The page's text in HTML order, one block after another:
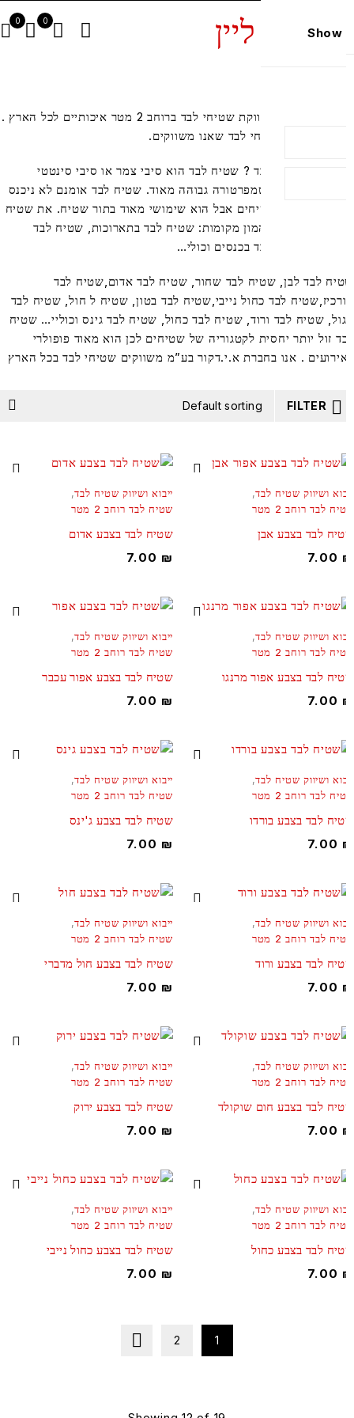
0
0
א.י.דקור בע”מ משווקת שטיחי לבד ברוחב 2 מטר איכותיים לכל הארץ .
קטלוג שטיחי לבד שאנו משווקים.
מהוא שטיח לבד ? שטיח לבד הוא סיבי צמר או סיבי סינטטי
במכבש בטמפרטורה גבוהה מאוד. שטיח לבד אומנם לא ניכנס
של השטיחים אבל הוא שימושי מאוד בתור שטיח. את שטיח
אנו פוגשים בהמון מקומות: שטיח לבד בתארוכות, שטיח לבד
לבד בכנסים וכולי…
לבד לבן, שטיח לבד שחור, שטיח לבד אדום,שטיח לבד
לבד כחול נייבי,שטיח לבד בטון, שטיח ל חול, שטיח לבד
שטיח לבד ורוד, שטיח לבד כחול, שטיח לבד גינס וכוליי… שטיח
זול יותר יחסית לקטגוריה של שטיחים לכן הוא מאוד פופולרי
. אנו בחברת א.י.דקור בע”מ משווקים שטיחי לבד בכל הארץ
FILTER
Default sorting
ושיווק שטיח לבד,
לבד רוחב 2 מטר
לבד בצבע אבן
7.00
ייבוא ושיווק שטיח לבד,
שטיח לבד רוחב 2 מטר
שטיח לבד בצבע אדום
7.00₪
ושיווק שטיח לבד,
לבד רוחב 2 מטר
לבד בצבע אפור מרנגו
7.00
ייבוא ושיווק שטיח לבד,
שטיח לבד רוחב 2 מטר
שטיח לבד בצבע אפור עכבר
7.00₪
ושיווק שטיח לבד,
לבד רוחב 2 מטר
לבד בצבע בורדו
7.00
ייבוא ושיווק שטיח לבד,
שטיח לבד רוחב 2 מטר
שטיח לבד בצבע ג'ינס
7.00₪
ושיווק שטיח לבד,
לבד רוחב 2 מטר
לבד בצבע ורוד
7.00
ייבוא ושיווק שטיח לבד,
שטיח לבד רוחב 2 מטר
שטיח לבד בצבע חול מדברי
7.00₪
ושיווק שטיח לבד,
לבד רוחב 2 מטר
לבד בצבע חום שוקולד
7.00
ייבוא ושיווק שטיח לבד,
שטיח לבד רוחב 2 מטר
שטיח לבד בצבע ירוק
7.00₪
ושיווק שטיח לבד,
לבד רוחב 2 מטר
לבד בצבע כחול
7.00
ייבוא ושיווק שטיח לבד,
שטיח לבד רוחב 2 מטר
שטיח לבד בצבע כחול נייבי
7.00₪